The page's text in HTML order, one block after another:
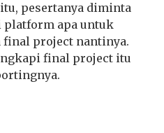
pesertanya diminta
apa untuk
final project nantinya.
final project itu